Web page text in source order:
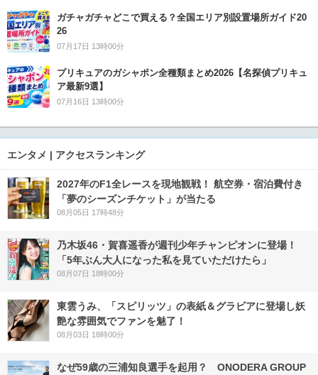
ガチャガチャどこで買える？全国エリア別設置場所ガイド20
26
07月17日 13時00分
プリキュアのガシャポン全種類まとめ2026【名探偵プリキュ
ア最新9選】
07月16日 13時00分
エンタメ | アクセスランキング
2027年のF1全レースを現地観戦！ 航空券・宿泊費付き
「夢のシーズンチケット」が当たる
08月05日 17時48分
乃木坂46・賀喜遥香が週刊少年チャンピオンに登場！
「5年ぶん大人になった私を見ていただけたら」
08月07日 18時00分
東雲うみ、「スピリッツ」の表紙＆グラビアに登場し妖
艶な雰囲気でファンを魅了！
08月03日 18時00分
なぜ59歳の三浦知良選手を起用？ ONODERA GROUP